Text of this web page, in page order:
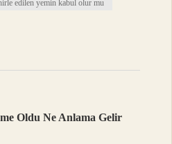
edilen yemin kabul olur mu
Oldu Ne Anlama Gelir